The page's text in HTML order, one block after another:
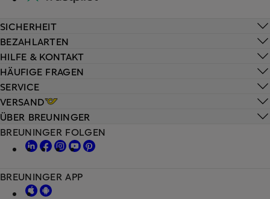
HILFE & KONTAKT
HÄUFIGE FRAGEN
SERVICE
VERSAND
SICHERHEIT
BEZAHLARTEN
ÜBER BREUNINGER
BREUNINGER FOLGEN
BREUNINGER APP